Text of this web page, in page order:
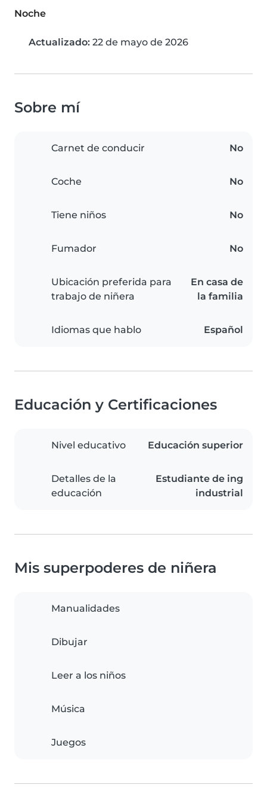
Noche
Actualizado: 22 de mayo de 2026
Sobre mí
Carnet de conducir No
Coche No
Tiene niños No
Fumador No
Ubicación preferida para
trabajo de niñera
En casa de
la familia
Idiomas que hablo Español
Educación y Certificaciones
Nivel educativo Educación superior
Detalles de la
educación
Estudiante de ing
industrial
Mis superpoderes de niñera
Manualidades
Dibujar
Leer a los niños
Música
Juegos